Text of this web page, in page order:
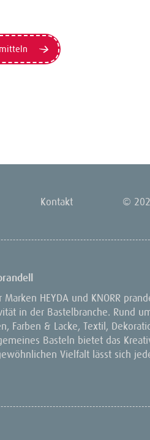
Kontakt ©
HEYDA und KNORR
in der Bastelbranche. Rund
Farben & Lacke, Textil,
Basteln bietet das
Vielfalt lässt sich